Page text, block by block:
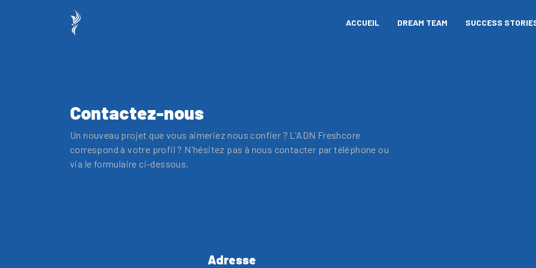
ACCUEIL DREAM TEAM SUCCESS
Contactez-nous
Un nouveau projet que vous aimeriez nous confier ? L'ADN Freshcore
correspond à votre profil ? N'hésitez pas à nous contacter par téléphone ou
via le formulaire ci-dessous.
Adresse